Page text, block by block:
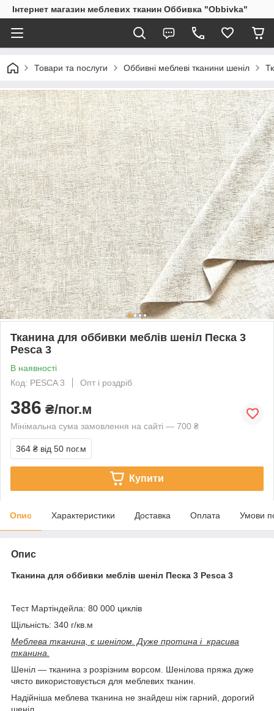
Інтернет магазин меблевих тканин Оббивка "Obbivka"
Товари та послуги Оббивні меблеві тканини шеніл
Тканина для оббивки меблів шеніл Песка 3
Pesca 3
В наявності
Код: PESCA 3
Опт і роздріб
386 ₴/пог.м
Мінімальна сума замовлення на сайті — 700 ₴
364 ₴ від 50 пог.м
Купити
Опис Характеристики Доставка Оплата Умови
Опис
Тканина для оббивки меблів шеніл Песка 3 Pesca 3
Тест Мартіндейла: 80 000 циклів
Щільність: 340 г/кв.м
Меблева тканина, є шенілом. Дуже протина і красива
тканина.
Шеніл — тканина з розрізним ворсом. Шенілова пряжа дуже
чясто використовується для меблевих тканин.
Надійніша меблева тканина не знайдеш ніж гарний, дорогий
шеніл.